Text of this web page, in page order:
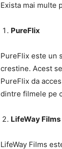
Exista mai multe
PureFlix
PureFlix este un
crestine. Acest
PureFlix da
dintre filmele pe
LifeWay Films
LifeWay Films